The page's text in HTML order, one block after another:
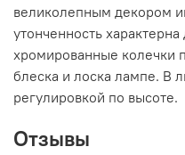
великолепным декором
утонченность
хромированные колечки
блеска и лоска лампе. В
регулировкой по высоте.
Отзывы